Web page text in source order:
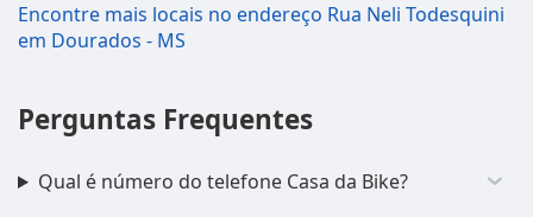
Encontre mais locais no endereço Rua Neli Todesquini
em Dourados - MS
Perguntas Frequentes
Qual é número do telefone Casa da Bike?